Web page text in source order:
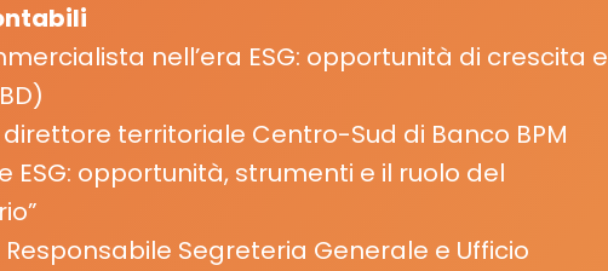
nell’era ESG: opportunità di crescita e
)
direttore territoriale Centro-Sud di Banco BPM
ESG: opportunità, strumenti e il ruolo del
Responsabile Segreteria Generale e Ufficio